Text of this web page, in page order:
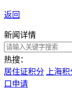
返回
新闻详情
热搜：
居住证积分
上海
口申请